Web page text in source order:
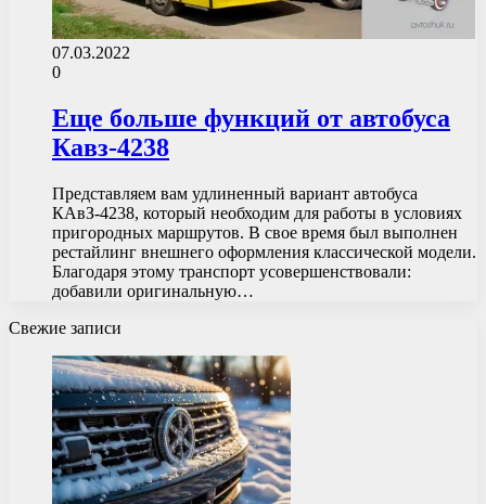
07.03.2022
0
Еще больше функций от автобуса
Кавз-4238
Представляем вам удлиненный вариант автобуса
КАвЗ-4238, который необходим для работы в условиях
пригородных маршрутов. В свое время был выполнен
рестайлинг внешнего оформления классической модели.
Благодаря этому транспорт усовершенствовали:
добавили оригинальную…
Свежие записи